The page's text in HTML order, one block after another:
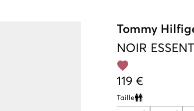
Tommy
NOIR
119 €
Taille
Clone modal